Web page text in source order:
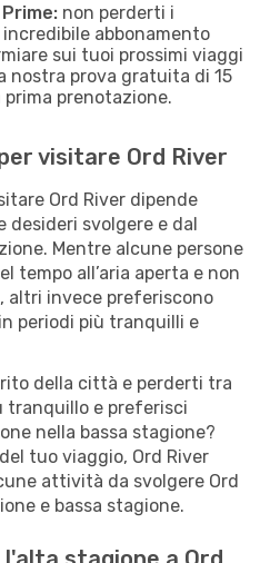
non perderti i
abbonamento
sui tuoi prossimi viaggi
nostra prova gratuita di 15
prenotazione.
visitare Ord River
Ord River dipende
desideri svolgere e dal
Mentre alcune persone
tempo all’aria aperta e non
altri invece preferiscono
periodi più tranquilli e
della città e perderti tra
tranquillo e preferisci
nella bassa stagione?
tuo viaggio, Ord River
attività da svolgere Ord
e bassa stagione.